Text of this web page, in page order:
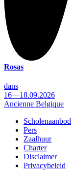
Rosas
dans
16—18.09.2026
Ancienne Belgique
Footer
Scholenaanbod
Pers
Zaalhuur
Charter
Disclaimer
Privacybeleid